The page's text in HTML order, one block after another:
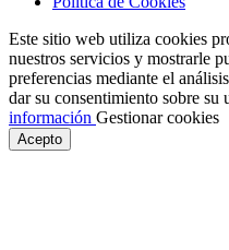
Este sitio web utiliza cookies
nuestros servicios y mostrarle
preferencias mediante el
dar su consentimiento sobre su
información Gestionar cookies
Acepto